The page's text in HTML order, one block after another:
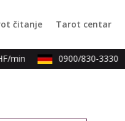
čitanje Tarot centar
min 0900/830-3330